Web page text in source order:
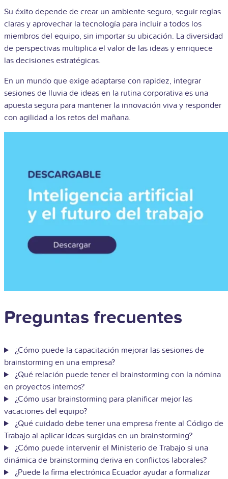
Su éxito depende de crear un ambiente seguro, seguir reglas
claras y aprovechar la tecnología para incluir a todos los
miembros del equipo, sin importar su ubicación. La diversidad
de perspectivas multiplica el valor de las ideas y enriquece
las decisiones estratégicas.
En un mundo que exige adaptarse con rapidez, integrar
sesiones de lluvia de ideas en la rutina corporativa es una
apuesta segura para mantener la innovación viva y responder
con agilidad a los retos del mañana.
Preguntas frecuentes
¿Cómo puede la capacitación mejorar las sesiones de
brainstorming en una empresa?
¿Qué relación puede tener el brainstorming con la nómina
en proyectos internos?
¿Cómo usar brainstorming para planificar mejor las
vacaciones del equipo?
¿Qué cuidado debe tener una empresa frente al Código de
Trabajo al aplicar ideas surgidas en un brainstorming?
¿Cómo puede intervenir el Ministerio de Trabajo si una
dinámica de brainstorming deriva en conflictos laborales?
¿Puede la firma electrónica Ecuador ayudar a formalizar